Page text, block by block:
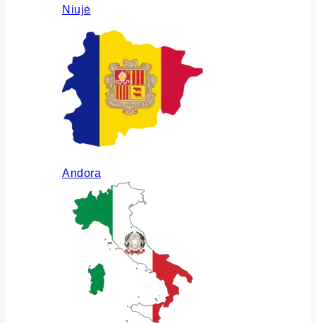
Niujė
Andora